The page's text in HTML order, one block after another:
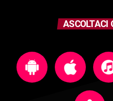
ASCOLTACI